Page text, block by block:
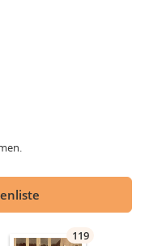
119